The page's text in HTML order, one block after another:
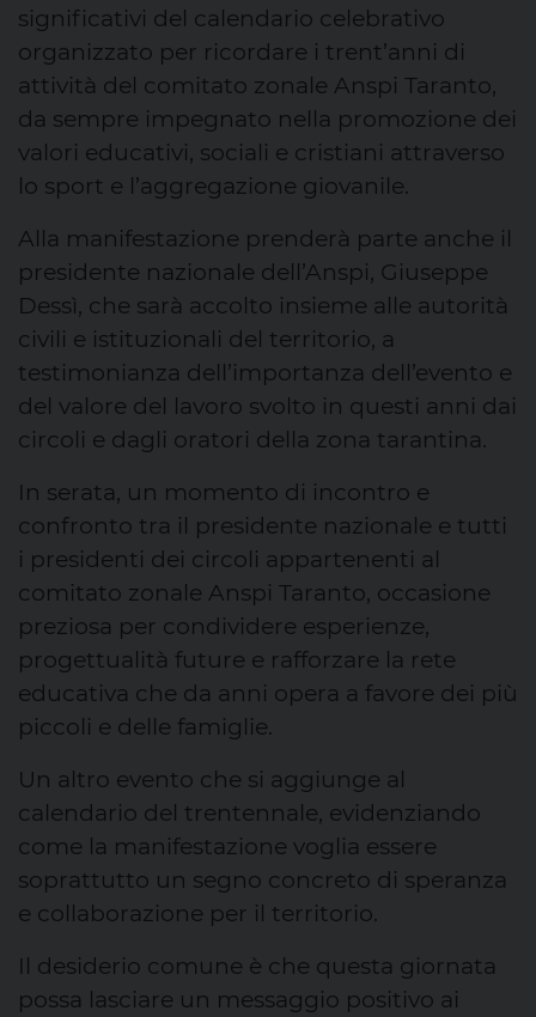
significativi del calendario celebrativo
organizzato per ricordare i trent’anni di
attività del comitato zonale Anspi Taranto,
da sempre impegnato nella promozione dei
valori educativi, sociali e cristiani attraverso
lo sport e l’aggregazione giovanile.
Alla manifestazione prenderà parte anche il
presidente nazionale dell’Anspi, Giuseppe
Dessì, che sarà accolto insieme alle autorità
civili e istituzionali del territorio, a
testimonianza dell’importanza dell’evento e
del valore del lavoro svolto in questi anni dai
circoli e dagli oratori della zona tarantina.
In serata, un momento di incontro e
confronto tra il presidente nazionale e tutti
i presidenti dei circoli appartenenti al
comitato zonale Anspi Taranto, occasione
preziosa per condividere esperienze,
progettualità future e rafforzare la rete
educativa che da anni opera a favore dei più
piccoli e delle famiglie.
Un altro evento che si aggiunge al
calendario del trentennale, evidenziando
come la manifestazione voglia essere
soprattutto un segno concreto di speranza
e collaborazione per il territorio.
Il desiderio comune è che questa giornata
possa lasciare un messaggio positivo ai